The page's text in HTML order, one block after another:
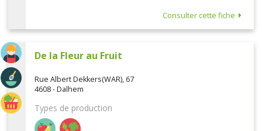
Consulter cette fiche
De la Fleur au Fruit
Rue Albert Dekkers(WAR), 67
4608 - Dalhem
Types de production